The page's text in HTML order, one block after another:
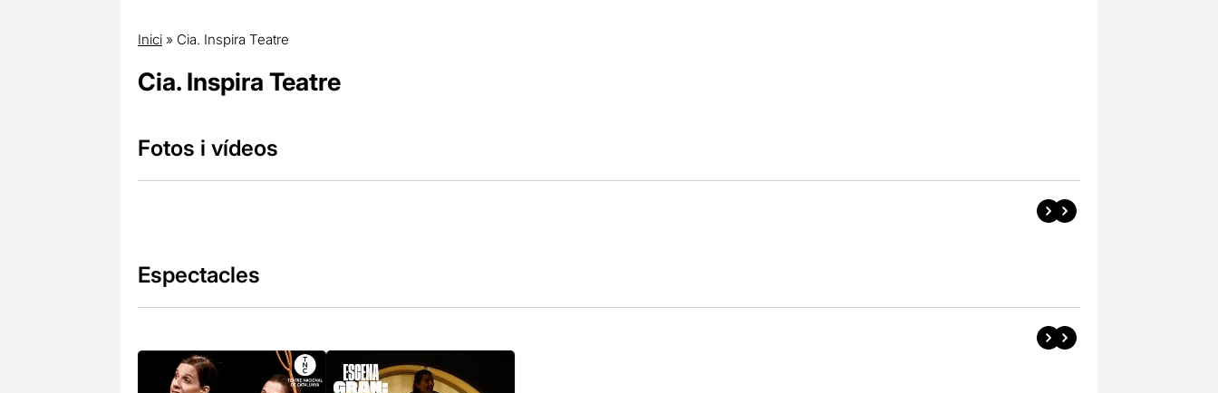
Inici» Cia. Inspira Teatre
Cia. Inspira Teatre
Fotos i vídeos
Espectacles